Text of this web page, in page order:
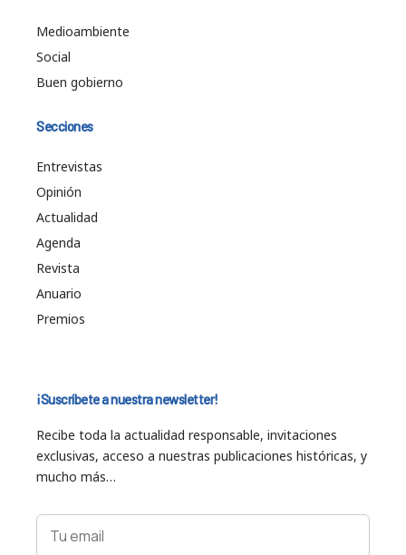
Medioambiente
Social
Buen gobierno
Secciones
Entrevistas
Opinión
Actualidad
Agenda
Revista
Anuario
Premios
¡Suscríbete a nuestra newsletter!
Recibe toda la actualidad responsable, invitaciones
exclusivas, acceso a nuestras publicaciones históricas, y
mucho más…